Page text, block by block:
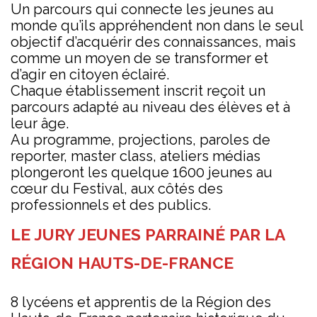
Un parcours qui connecte les jeunes au
monde qu’ils appréhendent non dans le seul
objectif d’acquérir des connaissances, mais
comme un moyen de se transformer et
d’agir en citoyen éclairé.
Chaque établissement inscrit reçoit un
parcours adapté au niveau des élèves et à
leur âge.
Au programme, projections, paroles de
reporter, master class, ateliers médias
plongeront les quelque 1600 jeunes au
cœur du Festival, aux côtés des
professionnels et des publics.
LE JURY JEUNES PARRAINÉ PAR LA
RÉGION HAUTS-DE-FRANCE
8 lycéens et apprentis de la Région des